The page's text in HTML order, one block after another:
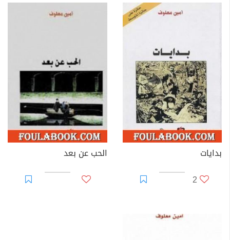
بدايات
2
الحب عن بعد